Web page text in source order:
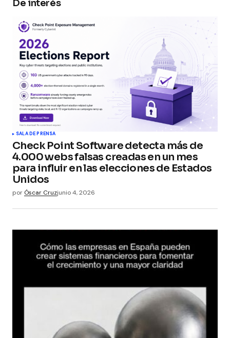
Your Name*
Your E-mail *
Guarda mi nombre, correo electrónico y web en
este navegador para la próxima vez que
comente.
Submit Comment
De interés
SALA DE PRENSA
Check Point Software detecta más de
4.000 webs falsas creadas en un mes
para influir en las elecciones de Estados
Unidos
por Óscar Cruzjunio 4, 2026